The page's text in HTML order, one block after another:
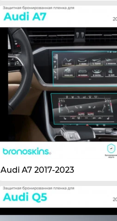
Audi A7 2017-2023